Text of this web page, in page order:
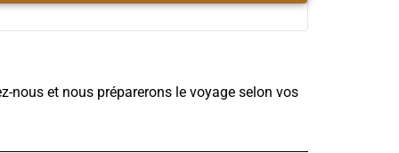
nous et nous préparerons le voyage selon vos